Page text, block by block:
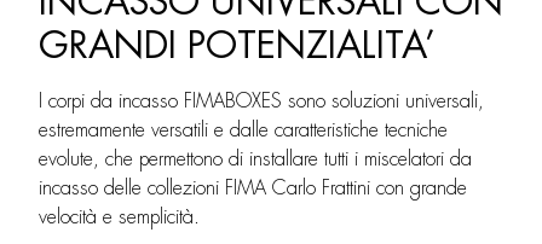
GRANDI POTENZIALITA’
I corpi da incasso FIMABOXES sono soluzioni universali,
estremamente versatili e dalle caratteristiche tecniche
evolute, che permettono di installare tutti i miscelatori da
incasso delle collezioni FIMA Carlo Frattini con grande
velocità e semplicità.